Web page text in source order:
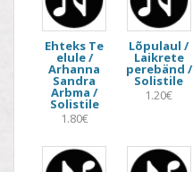
Ehteks Te
elule /
Arhanna
Sandra
Arbma /
Solistile
1.80€
Lõpulaul /
Laikrete
perebänd /
Solistile
1.20€